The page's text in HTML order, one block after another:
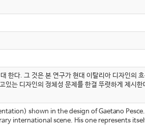
한다. 그 것은 본 연구가 현대 이탈리아 디자인의
는 디자인의 정체성 문제를 한결 뚜렷하게 제시
shown in the design of Gaetano
international scene. His one represents